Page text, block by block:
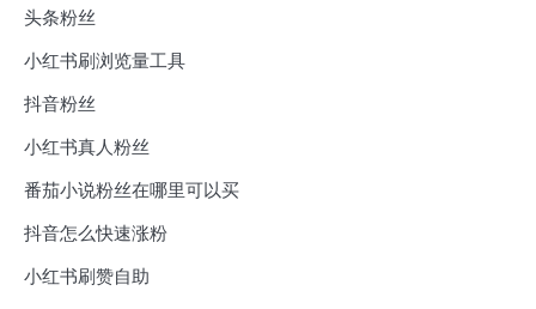
头条粉丝
小红书刷浏览量工具
抖音粉丝
小红书真人粉丝
番茄小说粉丝在哪里可以买
抖音怎么快速涨粉
小红书刷赞自助